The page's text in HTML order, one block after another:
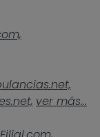
ver más...